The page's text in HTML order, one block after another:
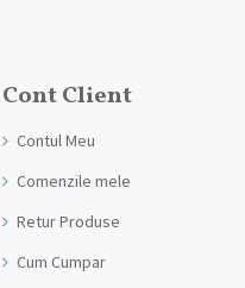
Cont Client
Contul Meu
Comenzile mele
Retur Produse
Cum Cumpar